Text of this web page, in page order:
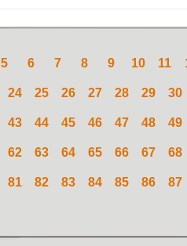
5 6 7 8 9 10 11
24 25 26 27 28 29 30
43 44 45 46 47 48 49
62 63 64 65 66 67 68
81 82 83 84 85 86 87